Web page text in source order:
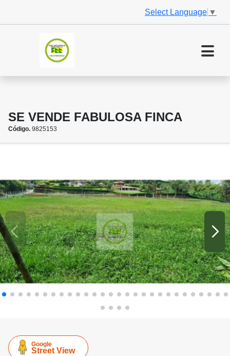
Select Language ▼
SE VENDE FABULOSA FINCA
Código. 9825153
Google
Street View